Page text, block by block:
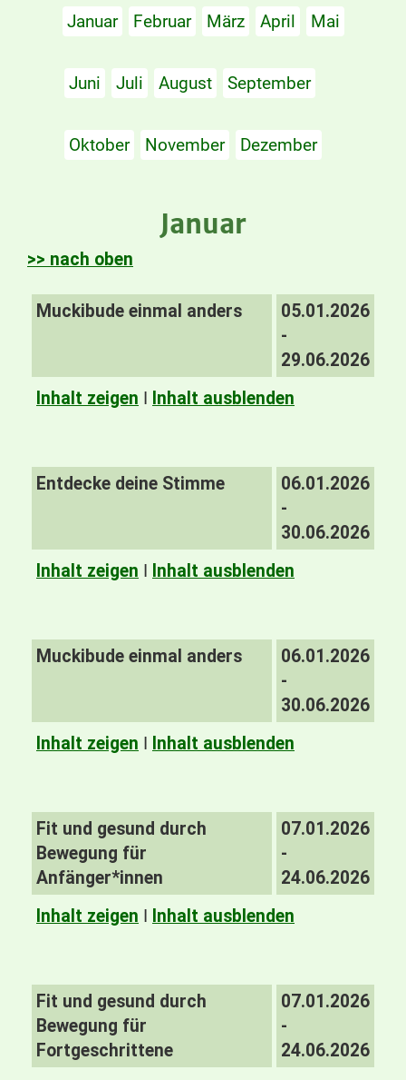
Januar Februar März April Mai
Juni Juli August September
Oktober November Dezember
Januar
>> nach oben
Muckibude einmal anders
05.01.2026
-
29.06.2026
Inhalt zeigen I Inhalt ausblenden
Entdecke deine Stimme
06.01.2026
-
30.06.2026
Inhalt zeigen I Inhalt ausblenden
Muckibude einmal anders
06.01.2026
-
30.06.2026
Inhalt zeigen I Inhalt ausblenden
Fit und gesund durch
Bewegung für
Anfänger*innen
07.01.2026
-
24.06.2026
Inhalt zeigen I Inhalt ausblenden
Fit und gesund durch
Bewegung für
Fortgeschrittene
07.01.2026
-
24.06.2026